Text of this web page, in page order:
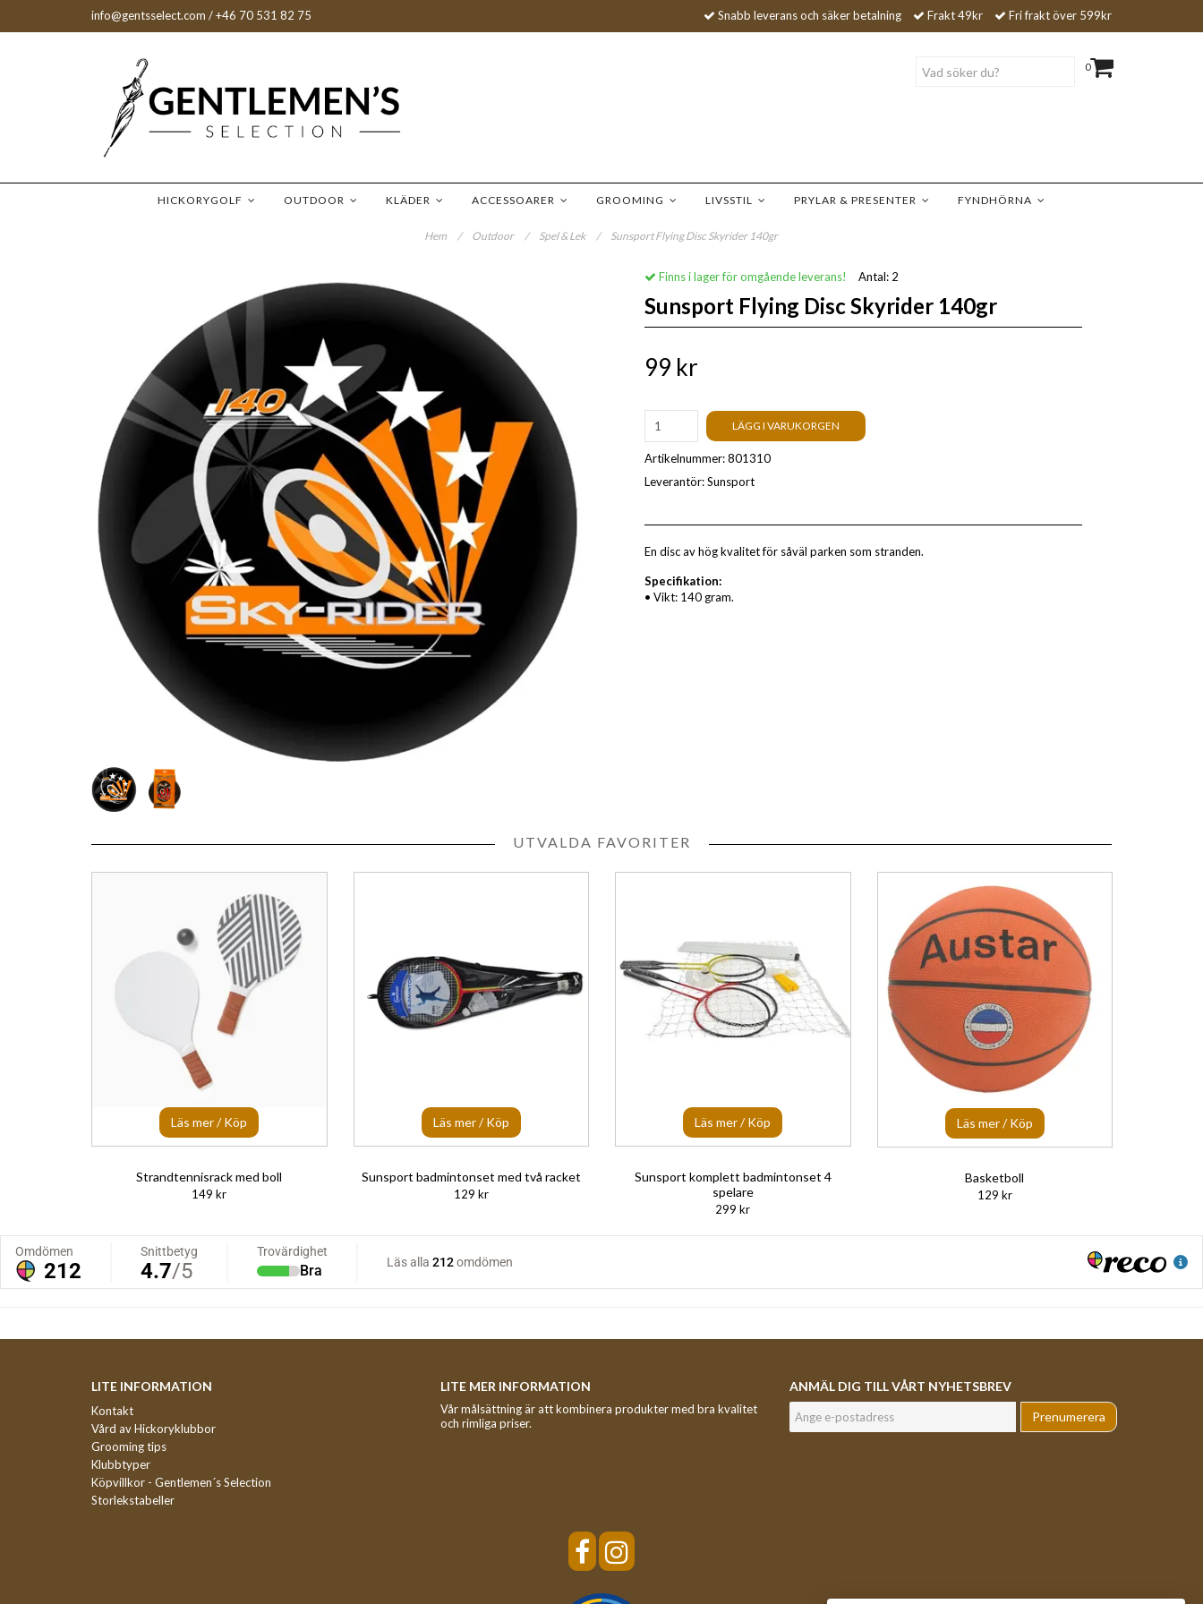
info@gentsselect.com / +46 70 531 82 75 Snabb leverans och säker betalning Frakt 49kr Fri frakt över 599kr
0
HICKORYGOLF OUTDOOR KLÄDER ACCESSOARER GROOMING LIVSSTIL PRYLAR & PRESENTER FYNDHÖRNA
Hem / Outdoor / Spel & Lek / Sunsport Flying Disc Skyrider 140gr
Finns i lager för omgående leverans! Antal: 2
Sunsport Flying Disc Skyrider 140gr
99 kr
LÄGG I VARUKORGEN
Artikelnummer:801310
Leverantör:Sunsport
En disc av hög kvalitet för såväl parken som stranden.
Specifikation:
• Vikt: 140 gram.
UTVALDA FAVORITER
Läs mer / Köp
Strandtennisrack med boll
149 kr
Läs mer / Köp
Sunsport badmintonset med två racket
129 kr
Läs mer / Köp
Sunsport komplett badmintonset 4
spelare
299 kr
Läs mer / Köp
Basketboll
129 kr
LITE INFORMATION
Kontakt
Vård av Hickoryklubbor
Grooming tips
Klubbtyper
Köpvillkor - Gentlemen´s Selection
Storlekstabeller
LITE MER INFORMATION
Vår målsättning är att kombinera produkter med bra kvalitet
och rimliga priser.
ANMÄL DIG TILL VÅRT NYHETSBREV
Prenumerera